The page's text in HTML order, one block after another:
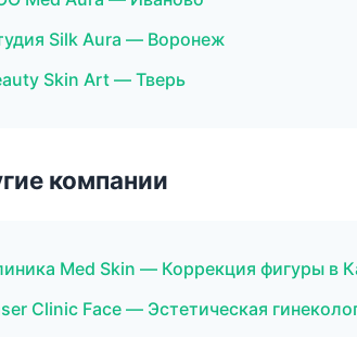
Silk Aura — Воронеж
Skin Art — Тверь
компании
Med Skin — Коррекция фигуры в
Clinic Face — Эстетическая